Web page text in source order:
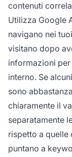
contenuti
Utilizza Google
navigano nei
visitano dopo
informazioni
interno. Se
sono
chiaramente il
separatamente
rispetto a quelle
puntano a